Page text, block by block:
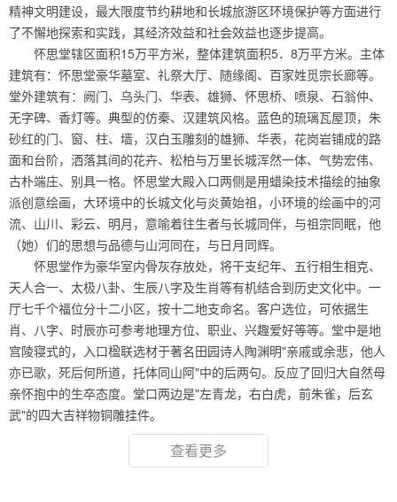
精神文明建设，最大限度节约耕地和长城旅游区环境保护等方面进行
了不懈地探索和实践，其经济效益和社会效益也逐步提高。
怀思堂辖区面积15万平方米，整体建筑面积5．8万平方米。主体
建筑有：怀思堂豪华墓室、礼祭大厅、随缘阁、百家姓觅宗长廊等。
堂外建筑有：阙门、乌头门、华表、雄狮、怀思桥、喷泉、石翁仲、
无字碑、香灯等。典型的仿秦、汉建筑风格。蓝色的琉璃瓦屋顶，朱
砂红的门、窗、柱、墙，汉白玉雕刻的雄狮、华表，花岗岩铺成的路
面和台阶，洒落其间的花卉、松柏与万里长城浑然一体、气势宏伟、
古朴端庄、别具一格。怀思堂大殿入口两侧是用蜡染技术描绘的抽象
派创意绘画，大环境中的长城文化与炎黄始祖，小环境的绘画中的河
流、山川、彩云、明月，意喻着往生者与长城同伴，与祖宗同眠，他
（她）们的思想与品德与山河同在，与日月同辉。
怀思堂作为豪华室内骨灰存放处，将干支纪年、五行相生相克、
天人合一、太极八卦、生辰八字及生肖等有机结合到历史文化中。一
厅七千个福位分十二小区，按十二地支命名。客户选位，可依据生
肖、八字、时辰亦可参考地理方位、职业、兴趣爱好等等。堂中是地
宫陵寝式的，入口楹联选材于著名田园诗人陶渊明"亲戚或余悲，他人
亦已歌，死后何所道，托体同山阿"中的后两句。反应了回归大自然母
亲怀抱中的生卒态度。堂口两边是"左青龙，右白虎，前朱雀，后玄
武"的四大吉祥物铜雕挂件。
查看更多